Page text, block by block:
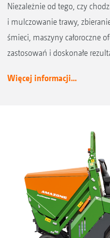
Niezależnie od tego, czy
i mulczowanie trawy,
śmieci, maszyny całoroczne
zastosowań i doskonałe
Więcej informacji...